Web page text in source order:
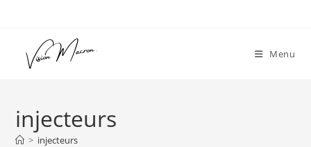
Menu
injecteurs
> injecteurs